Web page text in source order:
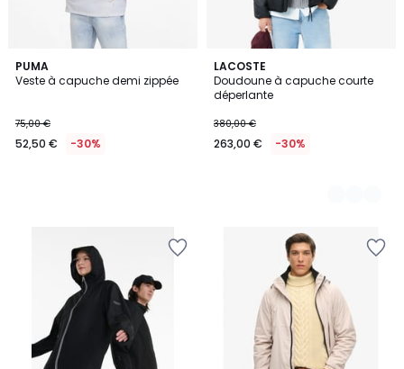
PUMA
Veste à capuche demi zippée
75,00 €
52,50 € -30%
LACOSTE
Doudoune à capuche courte
déperlante
380,00 €
263,00 € -30%
2
Couleurs